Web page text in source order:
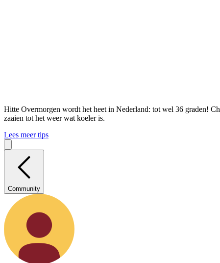
Hitte Overmorgen wordt het heet in Nederland: tot wel 36 graden!
zaaien tot het weer wat koeler is.
Lees meer tips
Community